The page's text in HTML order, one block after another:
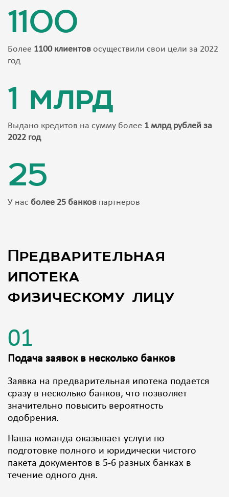
1100
Более 1100 клиентов осуществили свои цели за 2022
год
1 млрд
Выдано кредитов на сумму более 1 млрд рублей за
2022 год
25
У нас более 25 банков партнеров
Предварительная
ипотека
физическому лицу
01
Подача заявок в несколько банков
Заявка на предварительная ипотека подается
сразу в несколько банков, что позволяет
значительно повысить вероятность
одобрения.
Наша команда оказывает услуги по
подготовке полного и юридически чистого
пакета документов в 5-6 разных банках в
течение одного дня.